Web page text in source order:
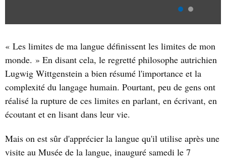
« Les limites de ma langue définissent les limites de mon
monde. » En disant cela, le regretté philosophe autrichien
Lugwig Wittgenstein a bien résumé l'importance et la
complexité du langage humain. Pourtant, peu de gens ont
réalisé la rupture de ces limites en parlant, en écrivant, en
écoutant et en lisant dans leur vie.
Mais on est sûr d'apprécier la langue qu'il utilise après une
visite au Musée de la langue, inauguré samedi le 7